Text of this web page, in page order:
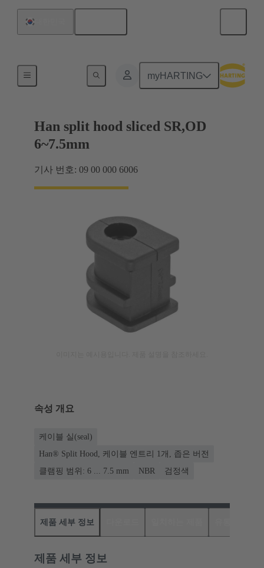
myHARTING
케이블 글랜드
Han split hood sliced SR,OD
6~7.5mm
기사 번호: 09 00 000 6006
속성 개요
케이블 실(seal)
Han® Split Hood, 케이블 엔트리 1개, 좁은 버전
클램핑 범위: 6 ... 7.5 mm
NBR 검정색
제품 세부 정보
제품 세부 정보